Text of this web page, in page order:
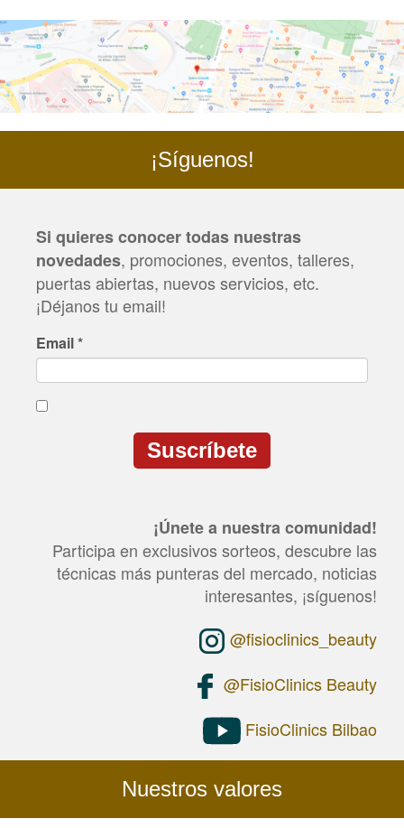
¡Síguenos!
Si quieres conocer todas nuestras
novedades, promociones, eventos, talleres,
puertas abiertas, nuevos servicios, etc.
¡Déjanos tu email!
Email*
for
testing
whether
spam
Suscríbete
¡Únete a nuestra comunidad!
Participa en exclusivos sorteos, descubre las
técnicas más punteras del mercado, noticias
interesantes, ¡síguenos!
@fisioclinics_beauty
@FisioClinics Beauty
FisioClinics Bilbao
Nuestros valores